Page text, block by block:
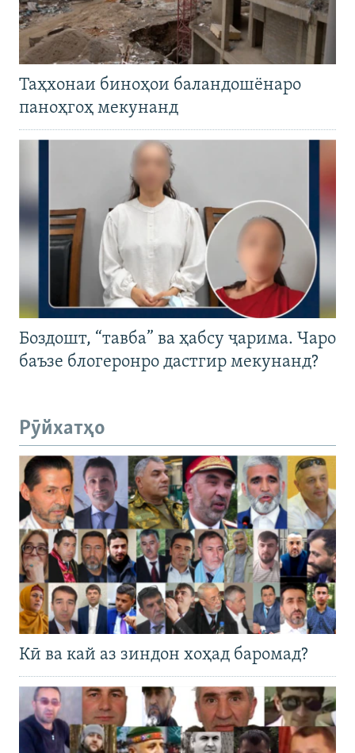
Таҳхонаи биноҳои баландошёнаро
паноҳгоҳ мекунанд
Боздошт, “тавба” ва ҳабсу ҷарима. Чаро
баъзе блогеронро дастгир мекунанд?
Рӯйхатҳо
Кӣ ва кай аз зиндон хоҳад баромад?